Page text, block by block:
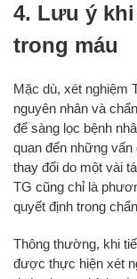
4. Lưu ý
trong máu
Mặc dù, xét nghiệm
nguyên nhân và
để sàng lọc bệnh
quan đến những
thay đổi do một vài
TG cũng chỉ là
quyết định trong
Thông thường, khi
được thực hiện xét